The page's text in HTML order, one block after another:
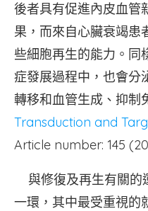
後者具有促進內皮血管
果，而來自心臟衰竭患
些細胞再生的能力。同
症發展過程中，也會分
轉移和血管生成、抑制
Transduction and
Article number: 145
與修復及再生有關的
一環，其中最受重視的